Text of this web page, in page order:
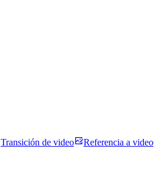
Transición de video Referencia a video